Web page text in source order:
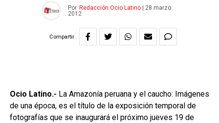
Por Redacción Ocio Latino
28 marzo
2012
Compartir
Ocio Latino.- La Amazonía peruana y el caucho: Imágenes
de una época, es el título de la exposición temporal de
fotografías que se inaugurará el próximo jueves 19 de